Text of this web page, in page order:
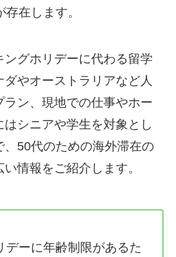
存在します。
ングホリデーに代わる留学
やオーストラリアなど人
ン、現地での仕事やホー
シニアや学生を対象とし
、50代のための海外滞在の
情報をご紹介します。
デーに年齢制限があるた